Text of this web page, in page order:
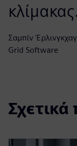
Σαμπίν
Grid Software
Σχετικά